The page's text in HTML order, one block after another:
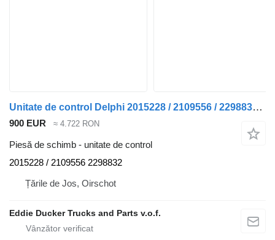
Unitate de control Delphi 2015228 / 2109556 / 2298832 Managementul motorului pentru camion DAF
900 EUR ≈ 4.722 RON
Piesă de schimb - unitate de control
2015228 / 2109556 2298832
Țările de Jos, Oirschot
Eddie Ducker Trucks and Parts v.o.f.